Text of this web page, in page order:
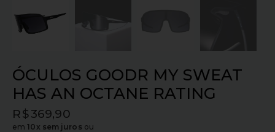
ÓCULOS GOODR MY SWEAT
HAS AN OCTANE RATING
R$369,90
em10x sem juros ou